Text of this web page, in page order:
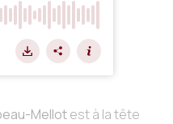
Mellotest à la tête